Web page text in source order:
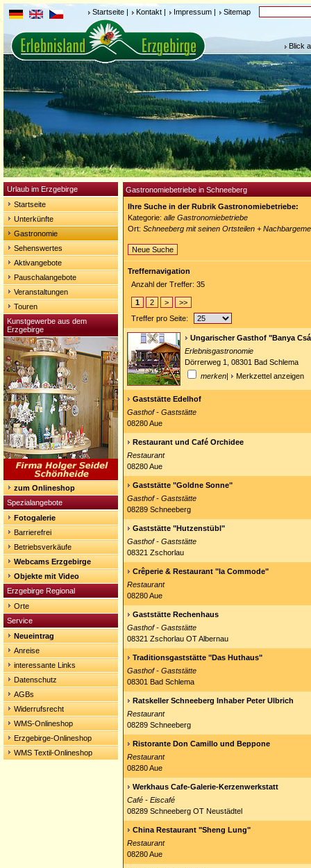
Startseite | Kontakt | Impressum | Sitemap
Blick
Urlaub im Erzgebirge
Startseite
Unterkünfte
Gastronomie
Sehenswertes
Aktivangebote
Pauschalangebote
Veranstaltungen
Touren
Kunstgewerbe aus dem
Erzgebirge
zum Onlineshop
Spezialangebote
Fotogalerie
Barrierefrei
Betriebsverkäufe
Webcams Erzgebirge
Objekte mit Video
Erzgebirge Regional
Orte
Service
Neueintrag
Anreise
interessante Links
Datenschutz
AGBs
Widerrufsrecht
WMS-Onlineshop
Erzgebirge-Onlineshop
WMS Textil-Onlineshop
Gastronomiebetriebe in Schneeberg
Ihre Suche in der Rubrik Gastronomiebetriebe:
Kategorie: alle Gastronomiebetriebe
Ort: Schneeberg mit seinen Ortsteilen +
Neue Suche
Treffernavigation
Anzahl der Treffer: 35
1 2 >
>>
Treffer pro Seite:
Ungarischer Gasthof "Banya
Erlebnisgastronomie
Dörrerweg 1, 08301 Bad Schlema
merken| Merkzettel anzeigen
Gaststätte Edelhof
Gasthof - Gaststätte
08280 Aue
Restaurant und Café Orchidee
Restaurant
08280 Aue
Gaststätte "Goldne Sonne"
Gasthof - Gaststätte
08289 Schneeberg
Gaststätte "Hutzenstübl"
Gasthof - Gaststätte
08321 Zschorlau
Crêperie & Restaurant "la Commode"
Restaurant
08280 Aue
Gaststätte Rechenhaus
Gasthof - Gaststätte
08321 Zschorlau OT Albernau
Traditionsgaststätte "Das Huthaus"
Gasthof - Gaststätte
08301 Bad Schlema
Ratskeller Schneeberg Inhaber Peter Ulbrich
Restaurant
08289 Schneeberg
Ristorante Don Camillo und Beppone
Restaurant
08280 Aue
Werkhaus Cafe-Galerie-Kerzenwerkstatt
Café - Eiscafé
08289 Schneeberg OT Neustädtel
China Restaurant "Sheng Lung"
Restaurant
08280 Aue